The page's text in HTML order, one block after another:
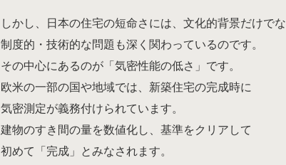
しかし、日本の住宅の短命さには、文化的背景だけでな
制度的・技術的な問題も深く関わっているのです。
その中心にあるのが「気密性能の低さ」です。
欧米の一部の国や地域では、新築住宅の完成時に
気密測定が義務付けられています。
建物のすき間の量を数値化し、基準をクリアして
初めて「完成」とみなされます。